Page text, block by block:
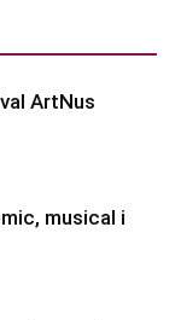
ArtNus
musical i